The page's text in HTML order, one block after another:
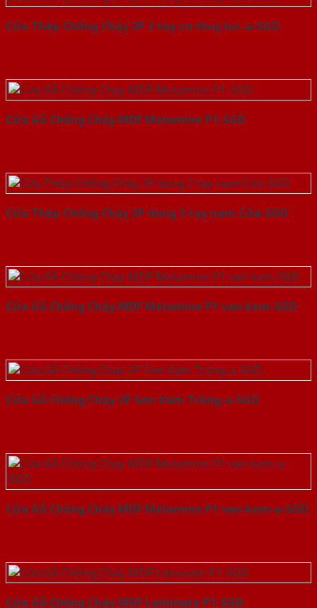
Cửa Thép Chống Cháy 2P 2 tay co thuy luc-a-SGD
Cửa Gỗ Chống Cháy MDF Melamine P1-SGD
Cửa Thép Chống Cháy 2P dung 2 tay nam Cửa-SGD
Cửa Gỗ Chống Cháy MDF Melamine P1 van kem-SGD
Cửa Gỗ Chống Cháy 2P Sơn Xám Trắng-a-SGD
Cửa Gỗ Chống Cháy MDF Melamine P1 van kem-a-SGD
Cửa Gỗ Chống Cháy MDF Laminate P1-SGD